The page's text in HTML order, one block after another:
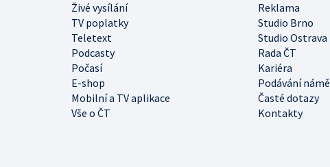
Živé vysílání
Reklama
TV poplatky
Studio Brno
Teletext
Studio Ostrava
Podcasty
Rada ČT
Počasí
Kariéra
E-shop
Podávání
Mobilní a TV aplikace
Časté dotazy
Vše o ČT
Kontakty